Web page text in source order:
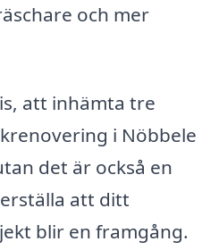
och mer
att inhämta tre
i Nöbbele
det är också en
att ditt
blir en framgång.